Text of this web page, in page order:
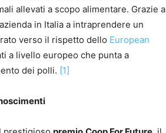
allevati a scopo alimentare. Grazie a
in Italia a intraprendere un
verso il rispetto dello European
a livello europeo che punta a
dei polli. [1]